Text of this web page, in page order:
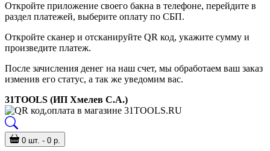
Откройте приложение своего бакна в телефоне, перейдите в
раздел платежей, выберите оплату по СБП.
Откройте сканер и отсканируйте QR код, укажите сумму и
произведите платеж.
После зачисления денег на наш счет, мы обработаем ваш заказ
изменив его статус, а так же уведомим вас.
31TOOLS (ИП Хмелев С.А.)
0 шт. - 0 р.